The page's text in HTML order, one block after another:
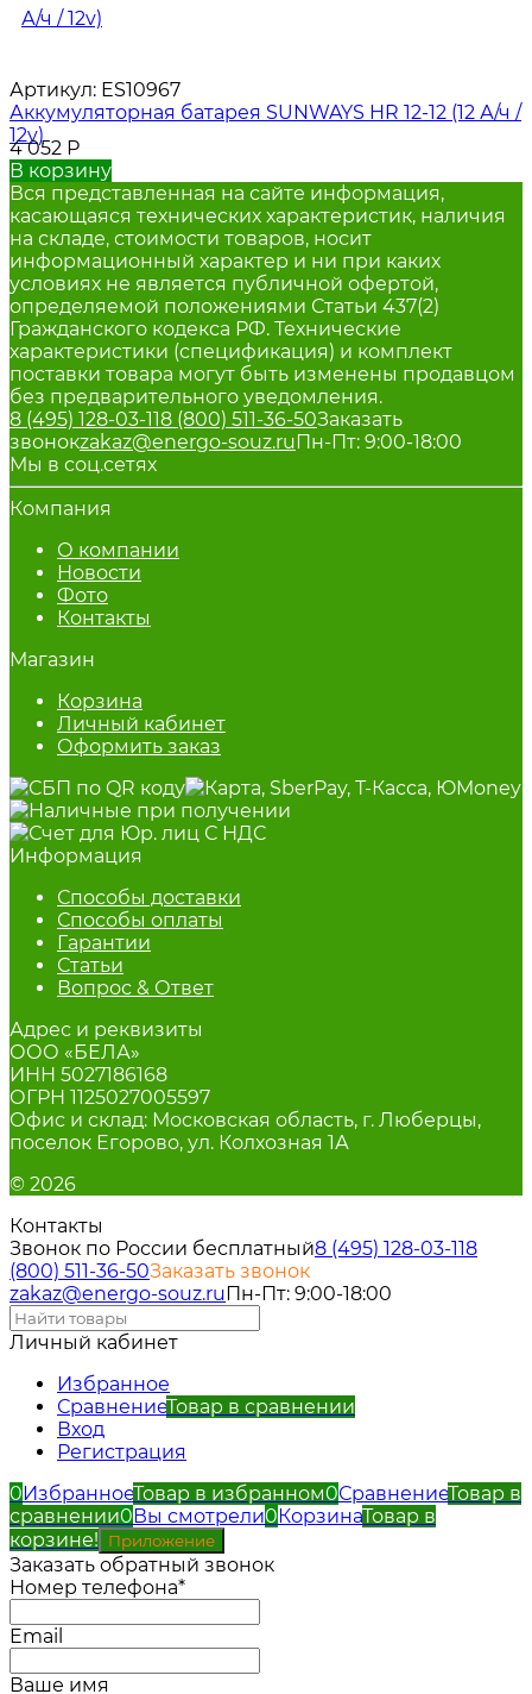
Артикул: ES10967
Аккумуляторная батарея SUNWAYS HR 12-12 (12 А/ч /
12v)
4 052 Р
В корзину
Вся представленная на сайте информация,
касающаяся технических характеристик, наличия
на складе, стоимости товаров, носит
информационный характер и ни при каких
условиях не является публичной офертой,
определяемой положениями Статьи 437(2)
Гражданского кодекса РФ. Технические
характеристики (спецификация) и комплект
поставки товара могут быть изменены продавцом
без предварительного уведомления.
8 (495) 128-03-118 (800) 511-36-50Заказать
звонокzakaz@energo-souz.ruПн-Пт: 9:00-18:00
Мы в соц.сетях
Компания
О компании
Новости
Фото
Контакты
Магазин
Корзина
Личный кабинет
Оформить заказ
Информация
Способы доставки
Способы оплаты
Гарантии
Статьи
Вопрос & Ответ
Адрес и реквизиты
ООО «БЕЛА»
ИНН 5027186168
ОГРН 1125027005597
Офис и склад: Московская область, г. Люберцы,
поселок Егорово, ул. Колхозная 1А
© 2026
Контакты
Звонок по России бесплатный8 (495) 128-03-118
(800) 511-36-50Заказать звонок
zakaz@energo-souz.ruПн-Пт: 9:00-18:00
Личный кабинет
Избранное
СравнениеТовар в сравнении
Вход
Регистрация
0ИзбранноеТовар в избранном0СравнениеТовар в
сравнении0Вы смотрели0КорзинаТовар в
корзине!
Приложение
Заказать обратный звонок
Номер телефона*
Email
Ваше имя